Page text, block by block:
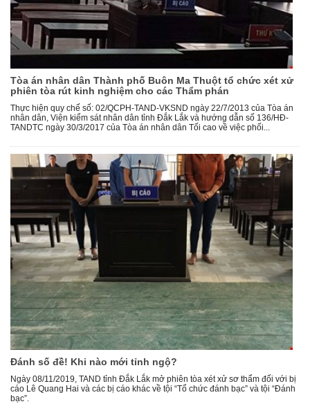
Tòa án nhân dân Thành phố Buôn Ma Thuột tổ chức xét xử
phiên tòa rút kinh nghiệm cho các Thẩm phán
Thực hiện quy chế số: 02/QCPH-TAND-VKSND ngày 22/7/2013 của Tòa án
nhân dân, Viện kiểm sát nhân dân tỉnh Đắk Lắk và hướng dẫn số 136/HĐ-
TANDTC ngày 30/3/2017 của Tòa án nhân dân Tối cao về việc phối...
Đánh số đề! Khi nào mới tỉnh ngộ?
Ngày 08/11/2019, TAND tỉnh Đắk Lắk mở phiên tòa xét xử sơ thẩm đối với bị
cáo Lê Quang Hai và các bị cáo khác về tội “Tổ chức đánh bạc” và tội “Đánh
bạc”.